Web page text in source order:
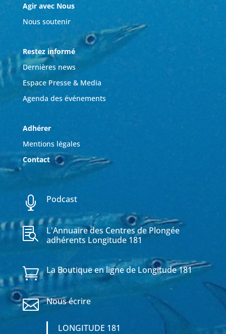
Agir avec Nous
Nous soutenir
Restez informé
Dernières news
Espace Presse & Media
Agenda des événements
Adhérer
Mentions légales
Contact
 Podcast

L'Annuaire des Centres de Plongée
adhérents Longitude 181
 La Boutique en ligne de Longitude 181
 Nous écrire
LONGITUDE 181